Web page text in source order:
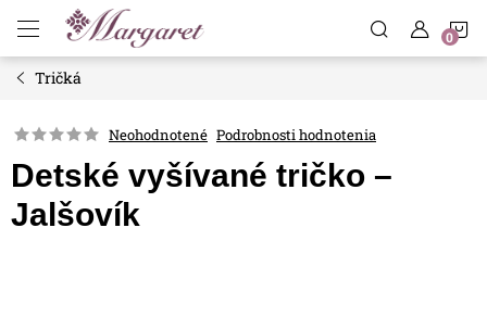
obsah
Tričká
Neohodnotené Podrobnosti hodnotenia
Detské vyšívané tričko –
Jalšovík